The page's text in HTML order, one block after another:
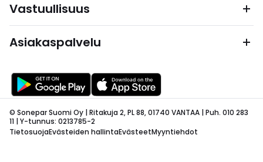
Vastuullisuus
Asiakaspalvelu
© Sonepar Suomi Oy | Ritakuja 2, PL 88, 01740 VANTAA | Puh. 010 283
11 | Y-tunnus: 0213785-2
TietosuojaEvästeiden hallintaEvästeetMyyntiehdot